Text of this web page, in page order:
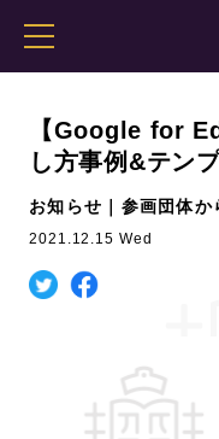
【Google for
し方事例&テン
お知らせ｜参画団体か
2021.12.15 Wed